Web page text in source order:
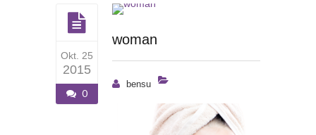
Okt. 25
2015
0
woman
bensu